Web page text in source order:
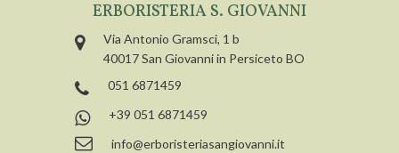
ERBORISTERIA S. GIOVANNI
Via Antonio Gramsci, 1 b
40017 San Giovanni in Persiceto BO
051 6871459
+39 051 6871459
info@erboristeriasangiovanni.it